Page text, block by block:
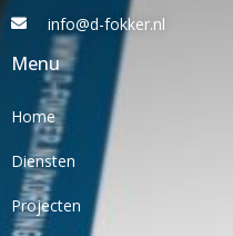
info@d-fokker.nl
Menu
Home
Diensten
Projecten